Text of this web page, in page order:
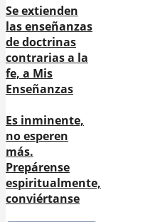
Se extienden
las enseñanzas
de doctrinas
contrarias a la
fe, a Mis
Enseñanzas
Es inminente,
no esperen
más.
Prepárense
espiritualmente,
conviértanse